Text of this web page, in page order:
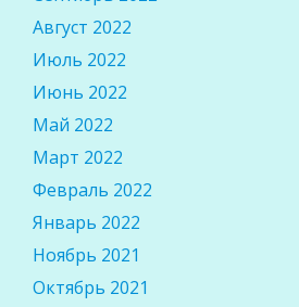
Август 2022
Июль 2022
Июнь 2022
Май 2022
Март 2022
Февраль 2022
Январь 2022
Ноябрь 2021
Октябрь 2021